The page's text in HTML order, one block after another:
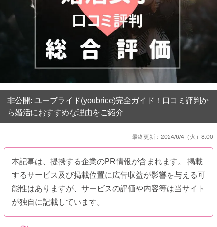
非公開: ユーブライド(youbride)完全ガイド！口コミ評判か
ら婚活におすすめな理由をご紹介
最終更新：2024/6/4（火）8:00
本記事は、提携する企業のPR情報が含まれます。 掲載
するサービス及び掲載位置に広告収益が影響を与える可
能性はありますが、サービスの評価や内容等は当サイト
が独自に記載しています。